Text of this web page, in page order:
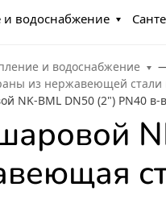
и водоснабжение
и водоснабжение
из нержавеющей стали
NK-BML DN50 (2") PN40